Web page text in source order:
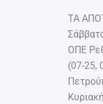
ΤΑ
ΟΠΕ
(07-25,